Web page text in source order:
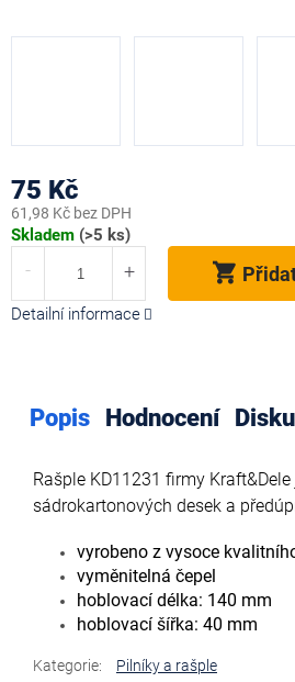
75 Kč
61,98 Kč bez DPH
Měrná
Skladem (>5 ks)
Detailní informace
Popis Hodnocení
Rašple KD11231 firmy
sádrokartonových desek a
vyrobeno z vysoce
vyměnitelná čepel
hoblovací délka: 140 mm
hoblovací šířka: 40 mm
Kategorie:
Pilníky a rašple